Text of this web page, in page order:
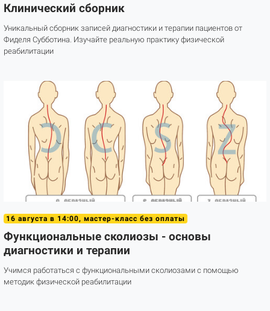
Клинический сборник
Уникальный сборник записей диагностики и терапии пациентов от
Фиделя Субботина. Изучайте реальную практику физической
реабилитации
16 августа в 14:00, мастер-класс без оплаты
Функциональные сколиозы - основы
диагностики и терапии
Учимся работаться с функциональными сколиозами с помощью
методик физической реабилитации